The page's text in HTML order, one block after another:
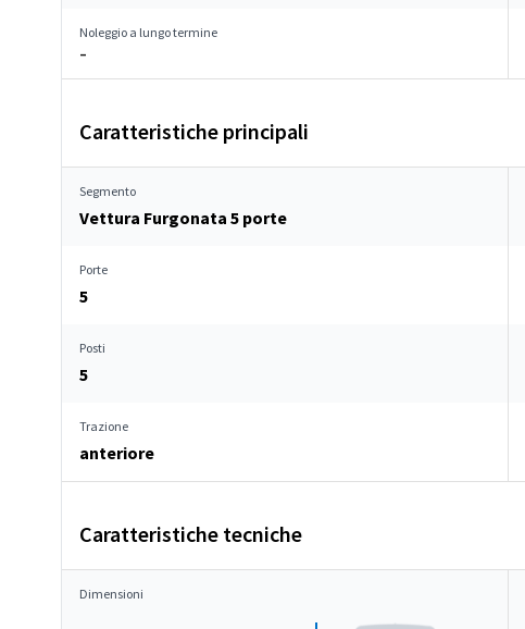
Noleggio a lungo termine
–
Caratteristiche principali
Segmento
Vettura Furgonata 5 porte
Porte
5
Posti
5
Trazione
anteriore
Caratteristiche tecniche
Dimensioni